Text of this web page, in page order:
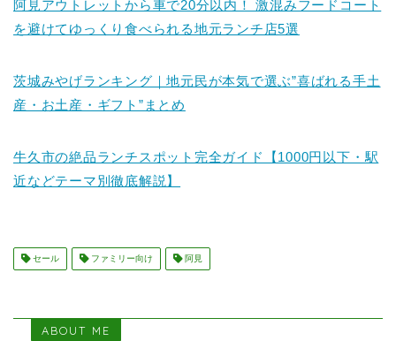
阿見アウトレットから車で20分以内！ 激混みフードコート
を避けてゆっくり食べられる地元ランチ店5選
茨城みやげランキング｜地元民が本気で選ぶ”喜ばれる手土
産・お土産・ギフト”まとめ
牛久市の絶品ランチスポット完全ガイド【1000円以下・駅
近などテーマ別徹底解説】
セール ファミリー向け 阿見
ABOUT ME